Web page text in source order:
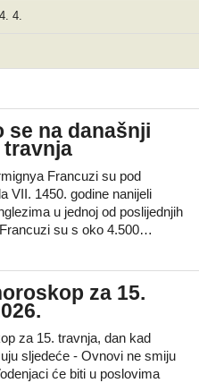
4.
se na današnji
travnja
Francuzi su pod
VII. 1450. godine nanijeli
u jednoj od poslijednjih
su s oko 4.500…
za 15.
za 15. travnja, dan kad
sljedeće - Ovnovi ne smiju
će biti u poslovima